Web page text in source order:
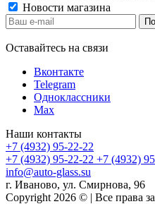
Новости магазина
Оставайтесь на связи
Вконтакте
Telegram
Одноклассники
Max
Наши контакты
+7 (4932) 95-22-22
+7 (4932) 95-22-22 +7 (4932)
info@auto-glass.su
г. Иваново, ул. Смирнова, 96
Copyright 2026 © | Все права